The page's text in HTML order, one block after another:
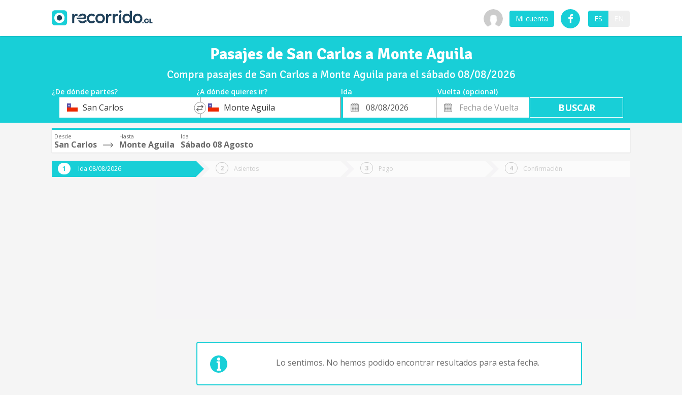
Mi cuenta ES
Pasajes de San Carlos a Monte Aguila
Compra pasajes de San Carlos a Monte Aguila para el sábado 08/08/2026
¿De dónde partes? ¿A dónde quieres ir? Ida
Vuelta (opcional)
OrigenSan Carlos
*
DestinoMonte Aguila
Fecha
de
Fecha
de
Vuelta
Desde
San Carlos
Hasta
Monte Aguila
Ida
Sábado 08 Agosto
Ida 08/08/2026 Asientos Pago Confirmación
Lo sentimos. No hemos podido encontrar resultados para esta fecha.